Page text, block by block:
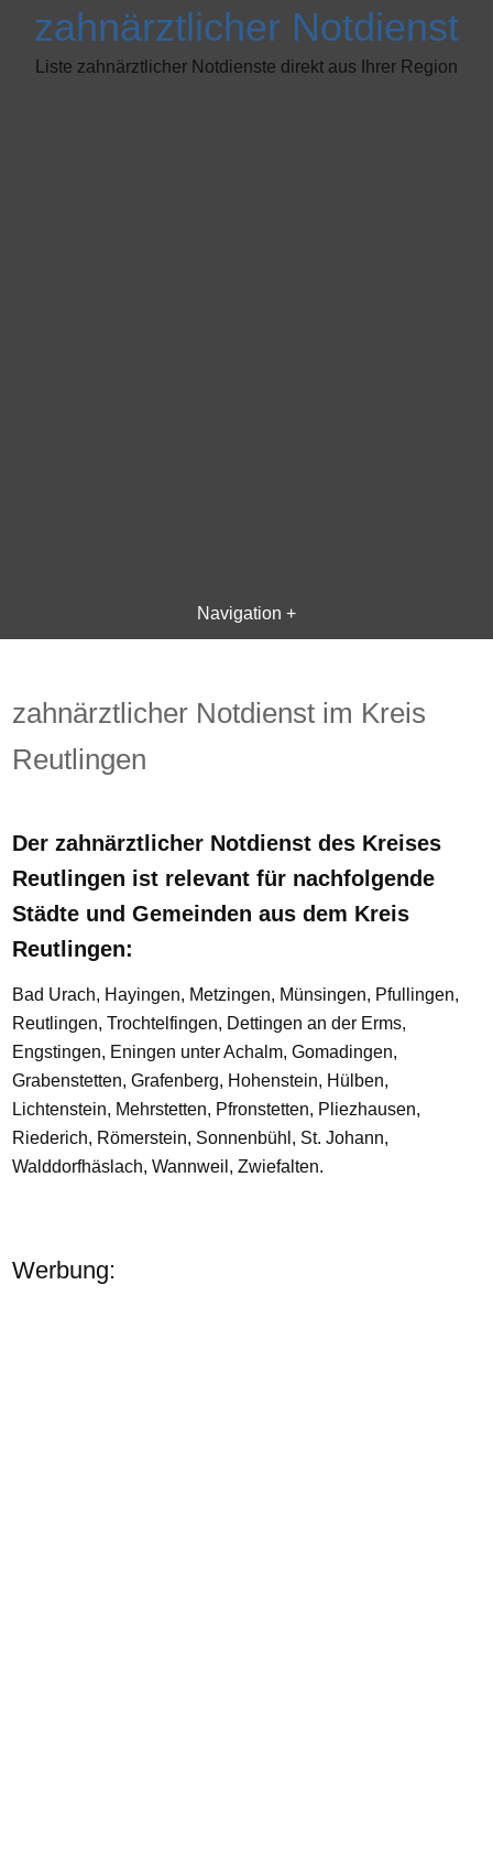
zahnärztlicher Notdienst
Liste zahnärztlicher Notdienste direkt aus Ihrer Region
Navigation +
zahnärztlicher Notdienst im Kreis
Reutlingen
Der zahnärztlicher Notdienst des Kreises
Reutlingen ist relevant für nachfolgende
Städte und Gemeinden aus dem Kreis
Reutlingen:
Bad Urach, Hayingen, Metzingen, Münsingen, Pfullingen,
Reutlingen, Trochtelfingen, Dettingen an der Erms,
Engstingen, Eningen unter Achalm, Gomadingen,
Grabenstetten, Grafenberg, Hohenstein, Hülben,
Lichtenstein, Mehrstetten, Pfronstetten, Pliezhausen,
Riederich, Römerstein, Sonnenbühl, St. Johann,
Walddorfhäslach, Wannweil, Zwiefalten.
Werbung: